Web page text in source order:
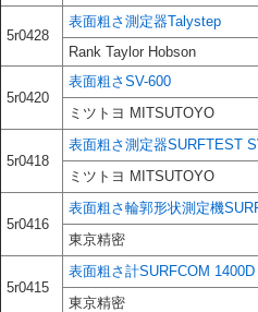
5r0428
表面粗さ測定器Talystep
Rank Taylor Hobson
5r0420
表面粗さSV-600
ミツトヨ MITSUTOYO
5r0418
表面粗さ測定器SURFTEST
ミツトヨ MITSUTOYO
5r0416
表面粗さ輪郭形状測定機
東京精密
5r0415
表面粗さ計SURFCOM 1400D
東京精密